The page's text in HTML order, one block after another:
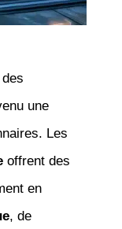
une
Les
offrent des
en
, de